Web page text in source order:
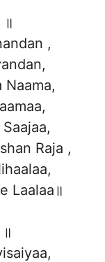
॥
,
Naama,
Raja ,
Laalaa॥